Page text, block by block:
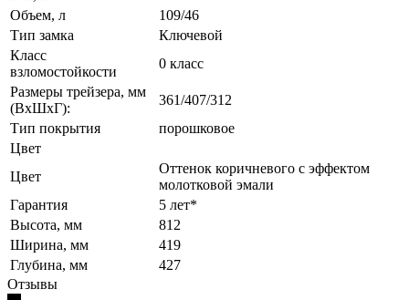
Объем, л
109/46
Тип замка
Ключевой
Класс
взломостойкости
0 класс
Размеры трейзера, мм
(ВхШхГ):
361/407/312
Тип покрытия
порошковое
Цвет
Цвет
Оттенок коричневого с эффектом
молотковой эмали
Гарантия
5 лет*
Высота, мм
812
Ширина, мм
419
Глубина, мм
427
Отзывы